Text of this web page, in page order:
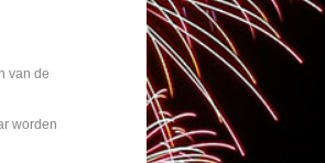
van de
worden